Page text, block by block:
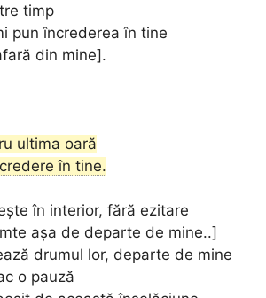
timp
pun încrederea în tine
din mine].
ultima oară
în tine.
în interior, fără ezitare
așa de departe de mine..]
drumul lor, departe de mine
o pauză